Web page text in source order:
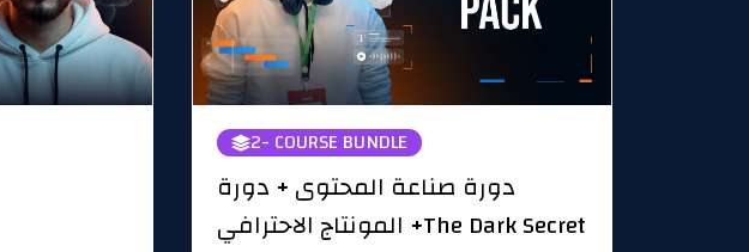
2- COURSE BUNDLE
دورة صناعة المحتوى + دورة
المونتاج الاحترافي +The Dark Secret